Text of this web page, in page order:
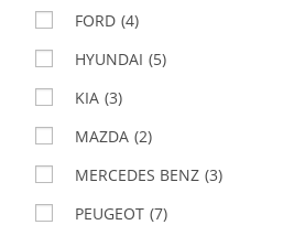
FORD (4)
HYUNDAI (5)
KIA (3)
MAZDA (2)
MERCEDES BENZ (3)
PEUGEOT (7)